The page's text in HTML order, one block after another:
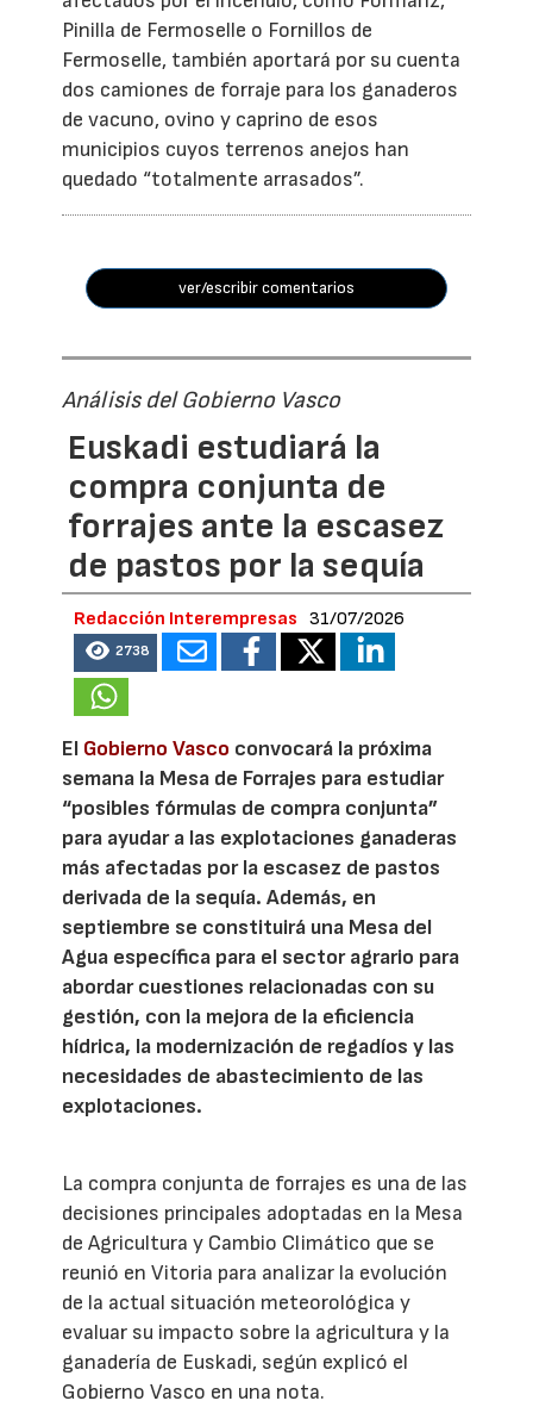
Pinilla de Fermoselle o Fornillos de
Fermoselle, también aportará por su cuenta
dos camiones de forraje para los ganaderos
de vacuno, ovino y caprino de esos
municipios cuyos terrenos anejos han
quedado “totalmente arrasados”.
ver/escribir comentarios
Análisis del Gobierno Vasco
Euskadi estudiará la
compra conjunta de
forrajes ante la escasez
de pastos por la sequía
Redacción Interempresas 31/07/2026
2738
El Gobierno Vasco convocará la próxima
semana la Mesa de Forrajes para estudiar
“posibles fórmulas de compra conjunta”
para ayudar a las explotaciones ganaderas
más afectadas por la escasez de pastos
derivada de la sequía. Además, en
septiembre se constituirá una Mesa del
Agua específica para el sector agrario para
abordar cuestiones relacionadas con su
gestión, con la mejora de la eficiencia
hídrica, la modernización de regadíos y las
necesidades de abastecimiento de las
explotaciones.
La compra conjunta de forrajes es una de las
decisiones principales adoptadas en la Mesa
de Agricultura y Cambio Climático que se
reunió en Vitoria para analizar la evolución
de la actual situación meteorológica y
evaluar su impacto sobre la agricultura y la
ganadería de Euskadi, según explicó el
Gobierno Vasco en una nota.